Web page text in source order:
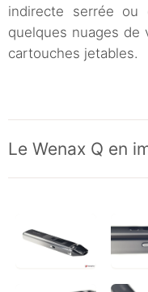
indirecte serrée ou
quelques nuages de
cartouches jetables.
Le Wenax Q en